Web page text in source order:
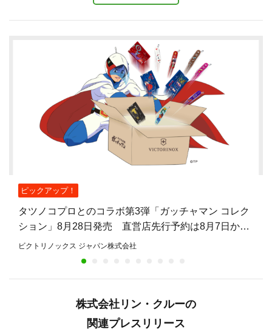
ピックアップ！
タツノコプロとのコラボ第3弾「ガッチャマン コレク
ション」8月28日発売 直営店先行予約は8月7日から
8月27日まで
ビクトリノックス ジャパン株式会社
株式会社リン・クルーの
関連プレスリリース